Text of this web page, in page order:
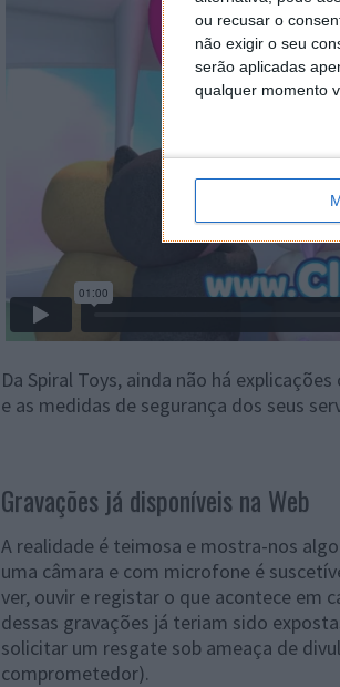
ou recusar o
não exigir o seu
serão aplicadas
qualquer momento
Da Spiral Toys, ainda não há
e as medidas de segurança dos seus
Gravações já disponíveis na Web
A realidade é teimosa e mostra-nos
uma câmara e com microfone é
ver, ouvir e registar o que acontece em
dessas gravações já teriam sido
solicitar um resgate sob ameaça de
comprometedor).